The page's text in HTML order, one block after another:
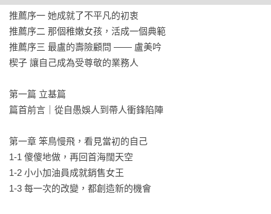
    從新人到主管，從挫折到突破，完整呈現業務人生的全貌。
你將學到如何面對拒絕、轉化壓力、培養自律，以及帶領團隊
成長的智慧。無論你是業務新人、職場奮鬥者，還是面臨人生
轉折的人，都能在本書找到勇氣與方法。因為——所有的過
    這是關於努力、堅持與領導的故事，獻給所有「不放棄自
讀完這本書，你將重新思考什麼叫「成功」，又該如何「成就
別人」。
台新人壽／董事 蔡康
推薦序一 她成就了不平凡的初衷
推薦序二 那個稚嫩女孩，活成一個典範
推薦序三 最盧的壽險顧問 —— 盧美吟
楔子 讓自己成為受尊敬的業務人
第一篇 立基篇
篇首前言｜從自﻿愚娛人到帶人衝鋒陷陣
第一章 笨鳥慢飛，看見當初的自己
1-1 傻傻地做，再回首海闊天空
1-2 小小加油員成就銷售女王
1-3 每一次的改變，都創造新的機會